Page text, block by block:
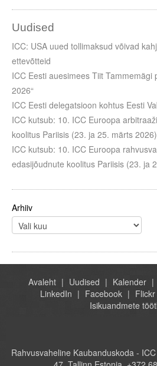
Uudised
ICC: USA uued tollimaksud võivad
ettevõtteid
ICC Eesti auesimees Tiit Tammemägi
2026“
ICC Eesti delegatsioon kohtus Eesti
ICC kutsub: 10. ICC Euroopa
koolitus Pariisis (23. ja 25. märts 2026)
ICC kutsub: 10. ICC Euroopa
edasijõudnute koolitus Pariisis (23. ja
Arhiiv
Avaleht Uudised Kalender
LinkedIn
Facebook Flickr
Isikuandmete
Rahvusvaheline Kaubanduskoda -